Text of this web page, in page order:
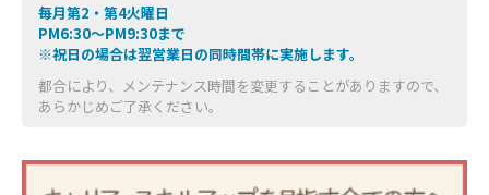
毎月第2・第4火曜日
PM6:30～PM9:30まで
※祝日の場合は翌営業日の同時間帯に実施します。
都合により、メンテナンス時間を変更することがありますので、
あらかじめご了承ください。